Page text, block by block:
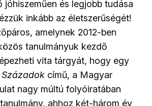
jóhiszeműen és legjobb tudása
inkább az életszerűségét!
amelynek 2012-ben
tanulmányuk kezdő
vita tárgyát, hogy egy
Századok című, a Magyar
nagy múltú folyóiratában
ahhoz két-három év